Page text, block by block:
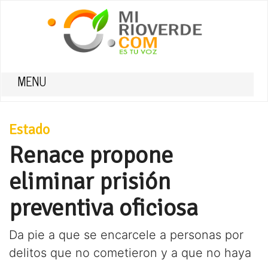
MENU
Estado
Renace propone
eliminar prisión
preventiva oficiosa
Da pie a que se encarcele a personas por
delitos que no cometieron y a que no haya